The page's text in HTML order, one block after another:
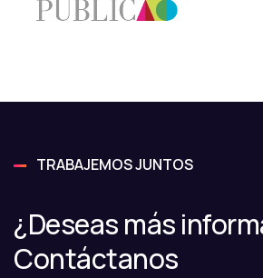
TRABAJEMOS JUNTOS
¿Deseas más
Contáctanos